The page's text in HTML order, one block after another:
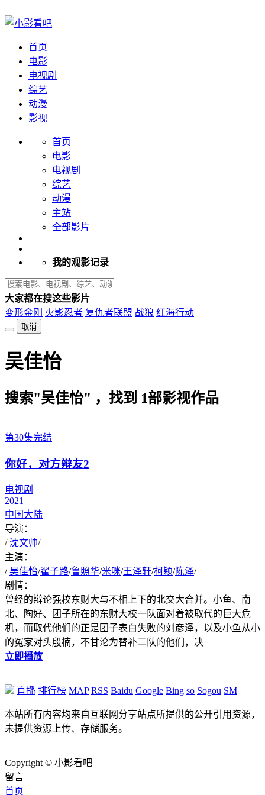
首页
电影
电视剧
综艺
动漫
影视
首页
电影
电视剧
综艺
动漫
主站
全部影片
我的观影记录
大家都在搜这些影片
变形金刚 火影忍者 复仇者联盟 战狼 红海行动
取消
吴佳怡
搜索"吴佳怡" ，找到 1部影视作品
第30集完结
你好，对方辩友2
电视剧
2021
中国大陆
导演：
/ 沈文帅/
主演：
/ 吴佳怡/翟子路/鲁照华/米咪/王泽轩/柯颖/陈泽/
剧情：
曾经的辩论强校东财大与不相上下的北交大合并。小鱼、南
北、陶好、团子所在的东财大校一队面对着被取代的巨大危
机，而取代他们的正是团子表白失败的刘彦泽，以及小鱼从小
的冤家对头殷楠，不甘沦为替补二队的他们，决
立即播放
直播 排行榜 MAP RSS Baidu Google Bing so Sogou SM
本站所有内容均来自互联网分享站点所提供的公开引用资源，
未提供资源上传、存储服务。
Copyright © 小影看吧
留言
首页